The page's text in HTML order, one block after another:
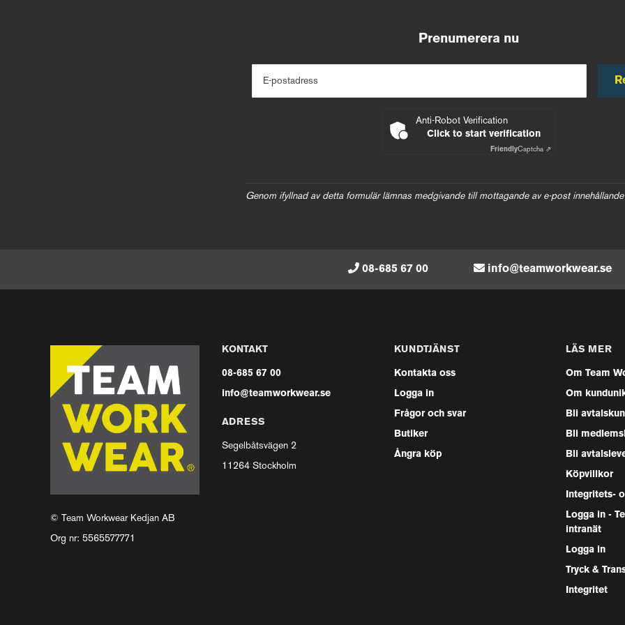
Prenumerera nu
E-postadress
Anti-Robot Verification
Click to start verification
FriendlyCaptcha ⇗
Genom ifyllnad av detta formulär lämnas medgivande till mottagande av e-post
08-685 67 00 info@teamworkwear.se
© Team Workwear Kedjan AB
Org nr: 5565577771
KONTAKT
08-685 67 00
info@teamworkwear.se
ADRESS
Segelbåtsvägen 2
11264 Stockholm
KUNDTJÄNST
Kontakta oss
Logga in
Frågor och svar
Butiker
Ångra köp
LÄS MER
Om Team
Om
Bli
Bli
Bli
Köpvillkor
Integritets-
Logga in -
intranät
Logga in
Tryck &
Integritet